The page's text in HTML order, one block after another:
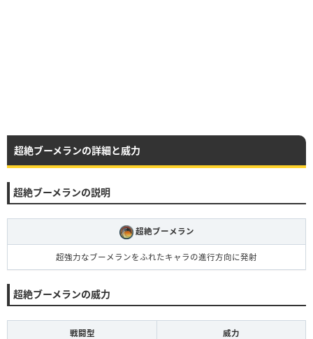
超絶ブーメランの詳細と威力
超絶ブーメランの説明
超絶ブーメラン
超強力なブーメランをふれたキャラの進行方向に発射
超絶ブーメランの威力
戦闘型 威力